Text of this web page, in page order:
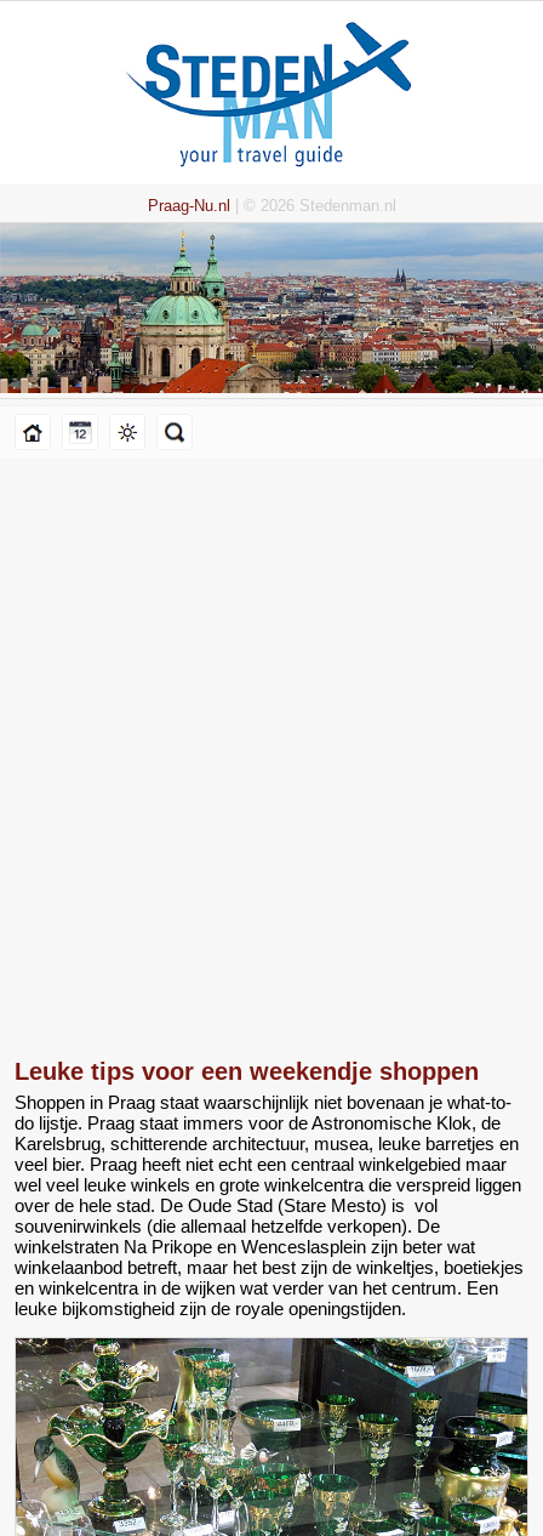
Praag-Nu.nl | © 2026 Stedenman.nl
Leuke tips voor een weekendje shoppen
Shoppen in Praag staat waarschijnlijk niet bovenaan je what-to-
do lijstje. Praag staat immers voor de Astronomische Klok, de
Karelsbrug, schitterende architectuur, musea, leuke barretjes en
veel bier. Praag heeft niet echt een centraal winkelgebied maar
wel veel leuke winkels en grote winkelcentra die verspreid liggen
over de hele stad. De Oude Stad (Stare Mesto) is vol
souvenirwinkels (die allemaal hetzelfde verkopen). De
winkelstraten Na Prikope en Wenceslasplein zijn beter wat
winkelaanbod betreft, maar het best zijn de winkeltjes, boetiekjes
en winkelcentra in de wijken wat verder van het centrum. Een
leuke bijkomstigheid zijn de royale openingstijden.